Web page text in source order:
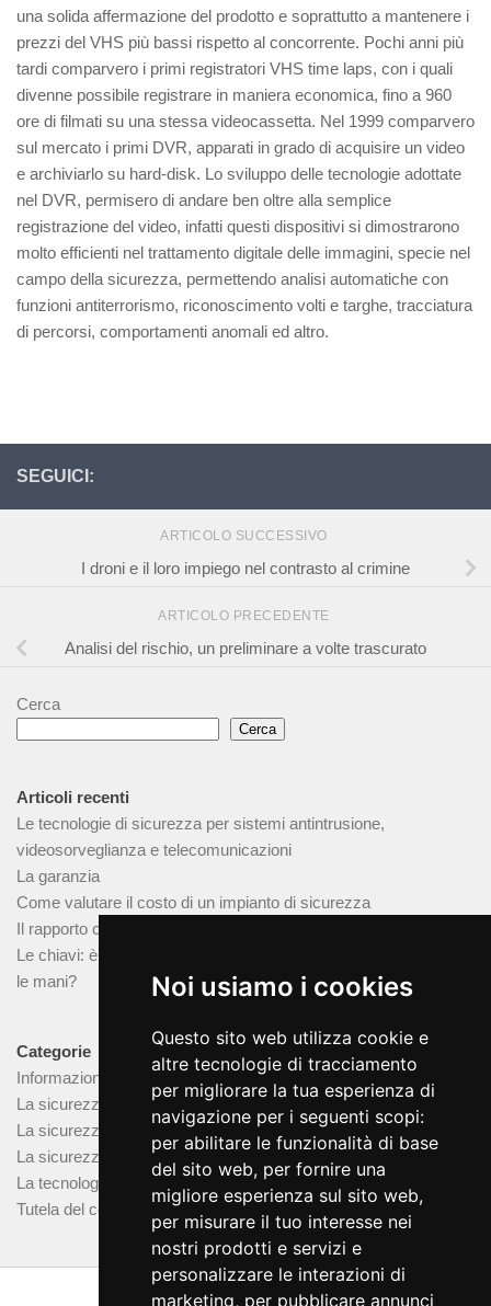
Noi usiamo i cookies
Questo sito web utilizza cookie e
altre tecnologie di tracciamento
per migliorare la tua esperienza di
navigazione per i seguenti scopi:
per abilitare le funzionalità di base
del sito web, per fornire una
migliore esperienza sul sito web,
per misurare il tuo interesse nei
nostri prodotti e servizi e
personalizzare le interazioni di
marketing, per pubblicare annunci
una solida affermazione del prodotto e soprattutto a mantenere i
prezzi del VHS più bassi rispetto al concorrente. Pochi anni più
tardi comparvero i primi registratori VHS time laps, con i quali
divenne possibile registrare in maniera economica, fino a 960
ore di filmati su una stessa videocassetta. Nel 1999 comparvero
sul mercato i primi DVR, apparati in grado di acquisire un video
e archiviarlo su hard-disk. Lo sviluppo delle tecnologie adottate
nel DVR, permisero di andare ben oltre alla semplice
registrazione del video, infatti questi dispositivi si dimostrarono
molto efficienti nel trattamento digitale delle immagini, specie nel
campo della sicurezza, permettendo analisi automatiche con
funzioni antiterrorismo, riconoscimento volti e targhe, tracciatura
di percorsi, comportamenti anomali ed altro.
SEGUICI:
ARTICOLO SUCCESSIVO
I droni e il loro impiego nel contrasto al crimine
ARTICOLO PRECEDENTE
Analisi del rischio, un preliminare a volte trascurato
Cerca
Cerca
Articoli recenti
Le tecnologie di sicurezza per sistemi antintrusione,
videosorveglianza e telecomunicazioni
La garanzia
Come valutare il costo di un impianto di sicurezza
Il rapporto con l’installatore
Le chiavi: è possibile fare un duplicato senza avere l’originale tra
le mani?
Categorie
Informazione
La sicurezza domestica
La sicurezza nei luoghi pubblici
La sicurezza nelle attività commerciali
La tecnologia e i suoi limiti
Tutela del consumatore